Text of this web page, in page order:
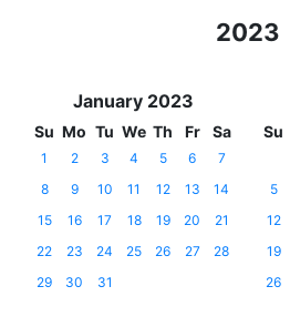
2023
January 2023
Su Mo Tu We Th Fr Sa
1 2 3 4 5 6
7
8
9 10 11 12 13
14
15
16 17 18 19 20
21
22
23 24 25 26 27
28
29
30 31
Su
5
12
19
26